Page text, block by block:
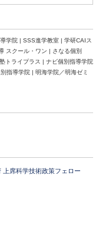
学院 | SSS進学教室 | 学研CAIス
スクール・ワン | さなる個別
トライプラス | ナビ個別指導学院
指導学院 | 明海学院／明海ゼミ
上席科学技術政策フェロー